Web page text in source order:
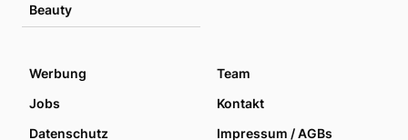
Beauty
Werbung
Team
Jobs
Kontakt
Datenschutz
Impressum / AGBs